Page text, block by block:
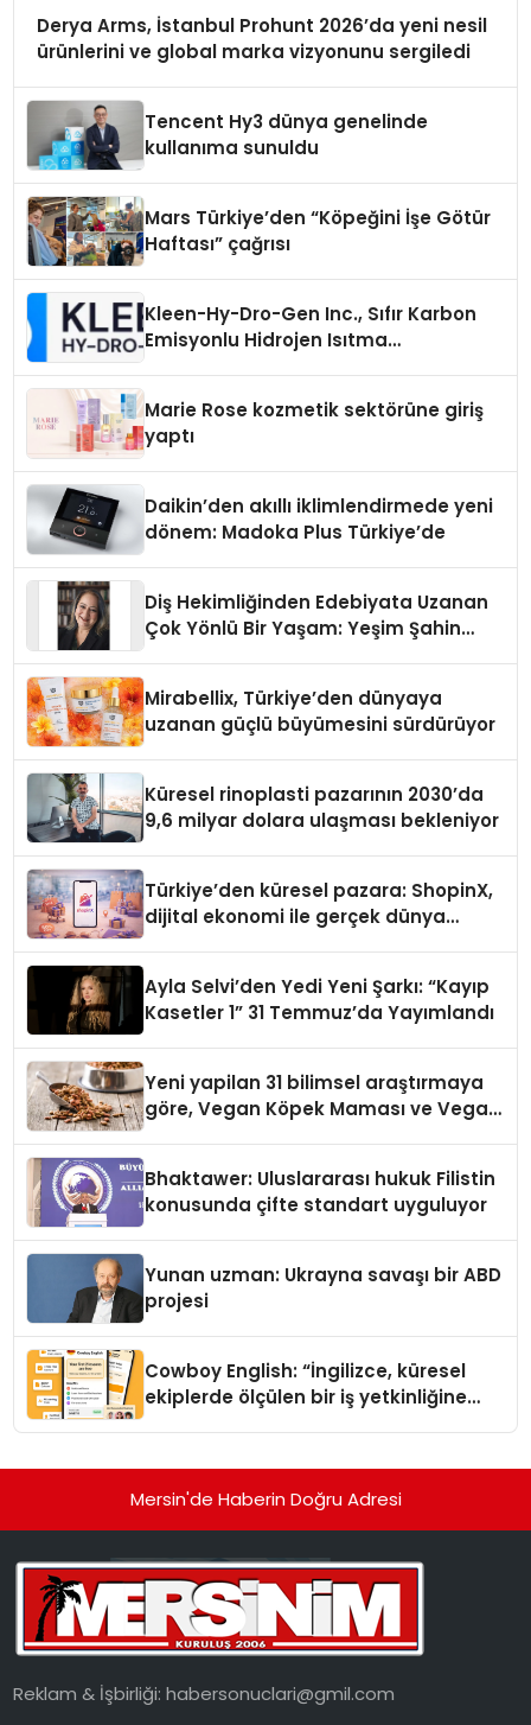
Derya Arms, İstanbul Prohunt 2026’da yeni nesil
ürünlerini ve global marka vizyonunu sergiledi
Tencent Hy3 dünya genelinde
kullanıma sunuldu
Mars Türkiye’den “Köpeğini İşe Götür
Haftası” çağrısı
Kleen-Hy-Dro-Gen Inc., Sıfır Karbon
Emisyonlu Hidrojen Isıtma
Marie Rose kozmetik sektörüne giriş
yaptı
Daikin’den akıllı iklimlendirmede yeni
dönem: Madoka Plus Türkiye’de
Diş Hekimliğinden Edebiyata Uzanan
Çok Yönlü Bir Yaşam: Yeşim Şahin
Mirabellix, Türkiye’den dünyaya
uzanan güçlü büyümesini sürdürüyor
Küresel rinoplasti pazarının 2030’da
9,6 milyar dolara ulaşması bekleniyor
Türkiye’den küresel pazara: ShopinX,
dijital ekonomi ile gerçek dünya
Ayla Selvi’den Yedi Yeni Şarkı: “Kayıp
Kasetler 1” 31 Temmuz’da Yayımlandı
Yeni yapilan 31 bilimsel araştırmaya
göre, Vegan Köpek Maması ve Vegan
Bhaktawer: Uluslararası hukuk Filistin
konusunda çifte standart uyguluyor
Yunan uzman: Ukrayna savaşı bir ABD
projesi
Cowboy English: “İngilizce, küresel
ekiplerde ölçülen bir iş yetkinliğine
Mersin'de Haberin Doğru Adresi
Reklam & İşbirliği:habersonuclari@gmil.com